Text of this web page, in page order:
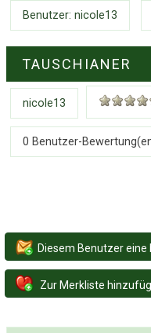
Benutzer: nicole13
TAUSCHIANER
nicole13
0 Benutzer-
Diesem Benutzer eine
Zur Merkliste